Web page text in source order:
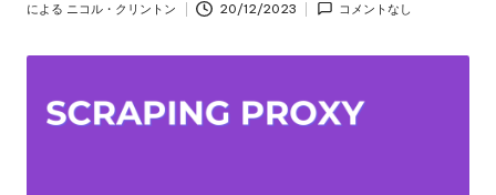
対
す
無
の
投
による ニコル・クリントン 20/12/2023 コメントなし